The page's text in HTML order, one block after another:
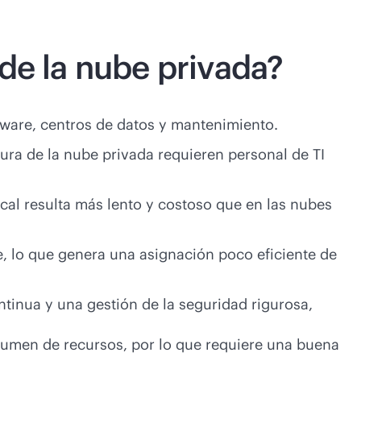
la nube privada?
centros de datos y mantenimiento.
de la nube privada requieren personal de TI
resulta más lento y costoso que en las nubes
lo que genera una asignación poco eficiente de
y una gestión de la seguridad rigurosa,
de recursos, por lo que requiere una buena